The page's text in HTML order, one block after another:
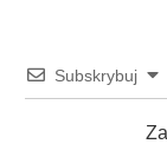
Subskrybuj